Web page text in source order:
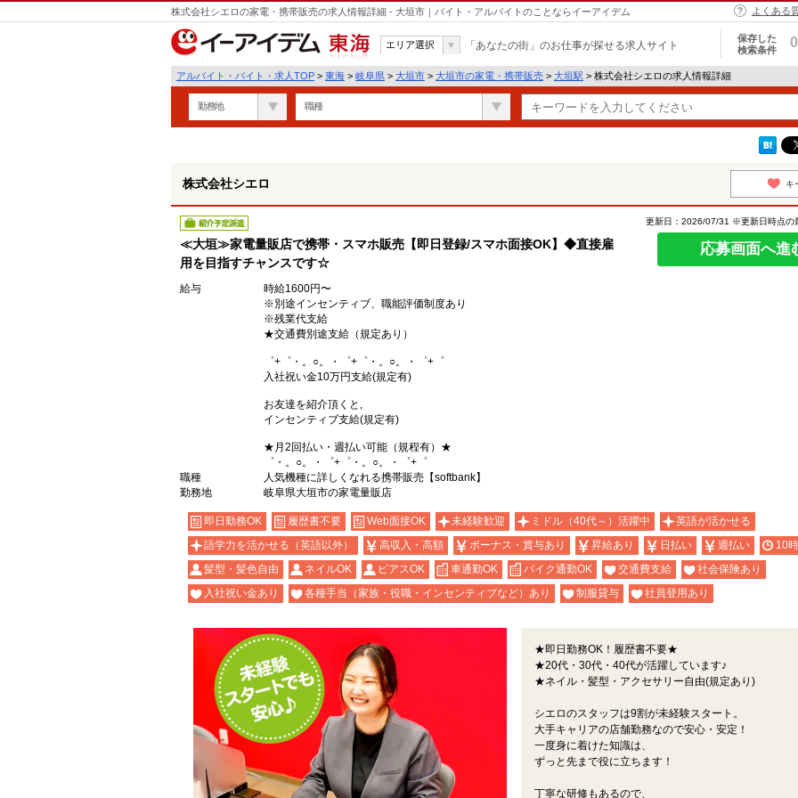
株式会社シエロの家電・携帯販売の求人情報詳細 - 大垣市｜バイト・アルバイトのことならイーアイデム よくある
東海
エリア選択 「あなたの街」のお仕事が探せる求人サイト
保存した
検索条件
0
アルバイト・バイト・求人TOP > 東海 > 岐阜県 > 大垣市 > 大垣市の家電・携帯販売 > 大垣駅 > 株式会社シエロの求人情報詳細
勤務地 職種
遣
株式会社シエロ キ
紹介予定派遣
≪大垣≫家電量販店で携帯・スマホ販売【即日登録/スマホ面接OK】◆直接雇
用を目指すチャンスです☆
更新日：2026/07/31 ※更新日時点の
応募画面へ進
給与
時給1600円〜
※別途インセンティブ、職能評価制度あり
※残業代支給
★交通費別途支給（規定あり）
゜+゜・。○。・゜+゜・。○。・゜+゜
入社祝い金10万円支給(規定有)
お友達を紹介頂くと,
インセンティブ支給(規定有)
★月2回払い・週払い可能（規程有）★
゜・。○。・゜+゜・。○。・゜+゜
職種
人気機種に詳しくなれる携帯販売【softbank】
勤務地
岐阜県大垣市の家電量販店
即日勤務OK 履歴書不要 Web面接OK 未経験歓迎 ミドル（40代～）活躍中
英語が活かせる
語学力を活かせる（英語以外）
高収入・高額 ボーナス・賞与あり 昇給あり 日払い 週払い
10
髪型・髪色自由
ネイルOK ピアスOK 車通勤OK バイク通勤OK 交通費支給
社会保険あり
入社祝い金あり
各種手当（家族・役職・インセンティブなど）あり 制服貸与 社員登用あり
★即日勤務OK！履歴書不要★
★20代・30代・40代が活躍しています♪
★ネイル・髪型・アクセサリー自由(規定あり)
シエロのスタッフは9割が未経験スタート。
大手キャリアの店舗勤務なので安心・安定！
一度身に着けた知識は、
ずっと先まで役に立ちます！
丁寧な研修もあるので、